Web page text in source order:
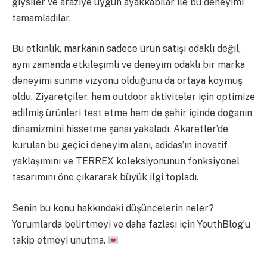
tamamladılar.
Bu etkinlik, markanın sadece ürün satışı odaklı değil,
aynı zamanda etkileşimli ve deneyim odaklı bir marka
deneyimi sunma vizyonu olduğunu da ortaya koymuş
oldu. Ziyaretçiler, hem outdoor aktiviteler için optimize
edilmiş ürünleri test etme hem de şehir içinde doğanın
dinamizmini hissetme şansı yakaladı. Akaretler’de
kurulan bu geçici deneyim alanı, adidas’ın inovatif
yaklaşımını ve TERREX koleksiyonunun fonksiyonel
tasarımını öne çıkararak büyük ilgi topladı.
Senin bu konu hakkındaki düşüncelerin neler?
Yorumlarda belirtmeyi ve daha fazlası için YouthBlog’u
takip etmeyi unutma.